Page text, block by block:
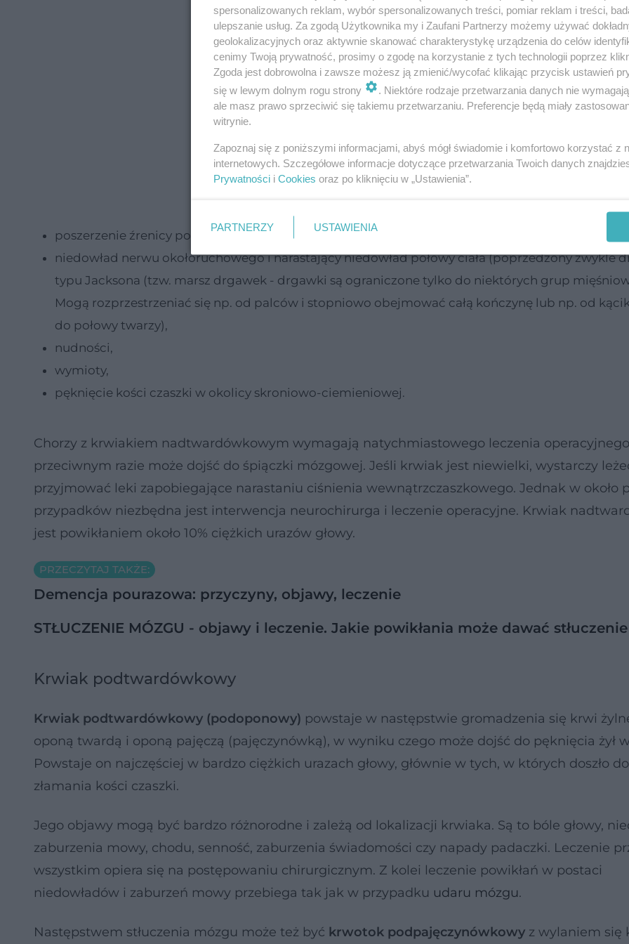
poszerzenie źrenicy po stronie uszkodzenia,
niedowład nerwu okołoruchowego i narastający niedowład połowy ciała (poprzedzony zwykle
typu Jacksona (tzw. marsz drgawek - drgawki są ograniczone tylko do niektórych grup
Mogą rozprzestrzeniać się np. od palców i stopniowo obejmować całą kończynę lub np. od
do połowy twarzy),
nudności,
wymioty,
pęknięcie kości czaszki w okolicy skroniowo-ciemieniowej.
Chorzy z krwiakiem nadtwardówkowym wymagają natychmiastowego leczenia
przeciwnym razie może dojść do śpiączki mózgowej. Jeśli krwiak jest niewielki, wystarczy
przyjmować leki zapobiegające narastaniu ciśnienia wewnątrzczaszkowego. Jednak w około
przypadków niezbędna jest interwencja neurochirurga i leczenie operacyjne. Krwiak
jest powikłaniem około 10% ciężkich urazów głowy.
PRZECZYTAJ TAKŻE:
Demencja pourazowa: przyczyny, objawy, leczenie
STŁUCZENIE MÓZGU - objawy i leczenie. Jakie powikłania może dawać
Krwiak podtwardówkowy
Krwiak podtwardówkowy (podoponowy) powstaje w następstwie gromadzenia się krwi
oponą twardą i oponą pajęczą (pajęczynówką), w wyniku czego może dojść do pęknięcia żył
Powstaje on najczęściej w bardzo ciężkich urazach głowy, głównie w tych, w których doszło do
złamania kości czaszki.
Jego objawy mogą być bardzo różnorodne i zależą od lokalizacji krwiaka. Są to bóle głowy,
zaburzenia mowy, chodu, senność, zaburzenia świadomości czy napady padaczki. Leczenie
wszystkim opiera się na postępowaniu chirurgicznym. Z kolei leczenie powikłań w postaci
niedowładów i zaburzeń mowy przebiega tak jak w przypadku udaru mózgu.
Następstwem stłuczenia mózgu może też być krwotok podpajęczynówkowy z wylaniem się
spersonalizowanych reklam, wybór spersonalizowanych treści, pomiar reklam i treści,
ulepszanie usług. Za zgodą Użytkownika my i Zaufani Partnerzy możemy używać
geolokalizacyjnych oraz aktywnie skanować charakterystykę urządzenia do celów
cenimy Twoją prywatność, prosimy o zgodę na korzystanie z tych technologii poprzez
Zgoda jest dobrowolna i zawsze możesz ją zmienić/wycofać klikając przycisk ustawień
się w lewym dolnym rogu strony
. Niektóre rodzaje przetwarzania danych nie
ale masz prawo sprzeciwić się takiemu przetwarzaniu. Preferencje będą miały
witrynie.
Zapoznaj się z poniższymi informacjami, abyś mógł świadomie i komfortowo korzystać z
internetowych. Szczegółowe informacje dotyczące przetwarzania Twoich danych
Prywatności i Cookies oraz po kliknięciu w „Ustawienia”.
PARTNERZY USTAWIENIA